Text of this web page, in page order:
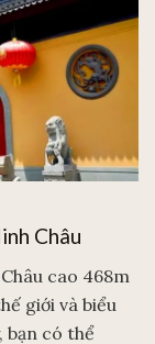
Châu
cao 468m
giới và biểu
bạn có thể